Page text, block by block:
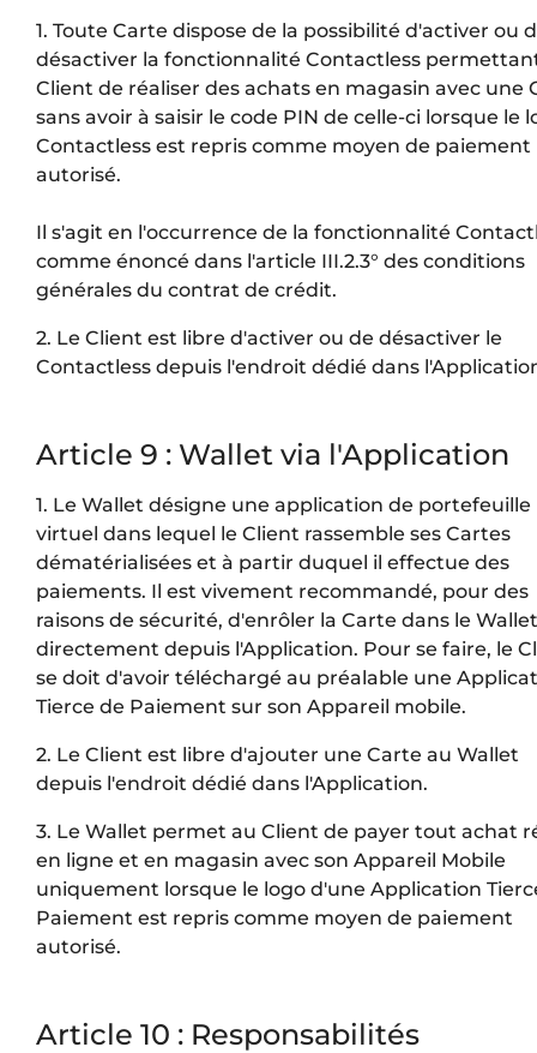
1. Toute Carte dispose de la possibilité d'activer ou
désactiver la fonctionnalité Contactless
Client de réaliser des achats en magasin avec une
sans avoir à saisir le code PIN de celle-ci lorsque le
Contactless est repris comme moyen de paiement
autorisé.
Il s'agit en l'occurrence de la fonctionnalité
comme énoncé dans l'article III.2.3° des conditions
générales du contrat de crédit.
2. Le Client est libre d'activer ou de désactiver le
Contactless depuis l'endroit dédié dans
Article 9 : Wallet via l'Application
1. Le Wallet désigne une application de portefeuille
virtuel dans lequel le Client rassemble ses Cartes
dématérialisées et à partir duquel il effectue des
paiements. Il est vivement recommandé, pour des
raisons de sécurité, d'enrôler la Carte dans le Wallet
directement depuis l'Application. Pour se faire, le
se doit d'avoir téléchargé au préalable une
Tierce de Paiement sur son Appareil mobile.
2. Le Client est libre d'ajouter une Carte au Wallet
depuis l'endroit dédié dans l'Application.
3. Le Wallet permet au Client de payer tout achat
en ligne et en magasin avec son Appareil Mobile
uniquement lorsque le logo d'une Application
Paiement est repris comme moyen de paiement
autorisé.
Article 10 : Responsabilités